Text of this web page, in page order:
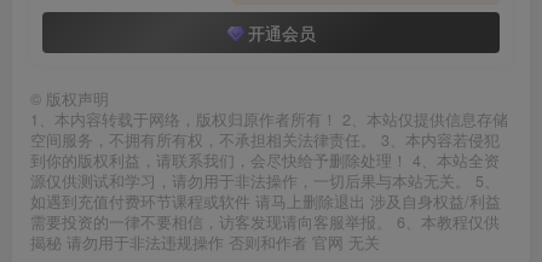
开通会员
© 版权声明
1、本内容转载于网络，版权归原作者所有！ 2、本站仅提供信息存储
空间服务，不拥有所有权，不承担相关法律责任。 3、本内容若侵犯
到你的版权利益，请联系我们，会尽快给予删除处理！ 4、本站全资
源仅供测试和学习，请勿用于非法操作，一切后果与本站无关。 5、
如遇到充值付费环节课程或软件 请马上删除退出 涉及自身权益/利益
需要投资的一律不要相信，访客发现请向客服举报。 6、本教程仅供
揭秘 请勿用于非法违规操作 否则和作者 官网 无关